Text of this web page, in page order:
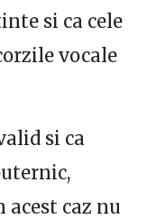
si ca cele
vocale
si ca
caz nu